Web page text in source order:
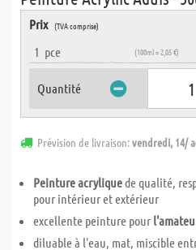
Prix (TVA comprise)
1 pce (100ml = 2,05 €)
Quantité
Prévision de livraison:vendredi, 14/
Peinture acryliquede qualité,
pour intérieur et extérieur
excellente peinture pour
diluable à l'eau, mat, miscible